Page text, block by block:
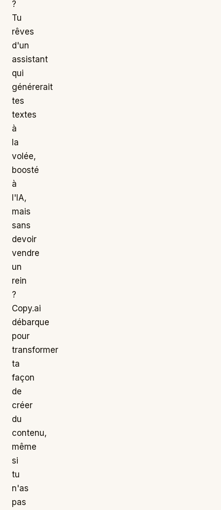
?
Tu
rêves
d'un
assistant
qui
générerait
tes
textes
à
la
volée,
boosté
à
l'IA,
mais
sans
devoir
vendre
un
rein
?
Copy.ai
débarque
pour
transformer
ta
façon
de
créer
du
contenu,
même
si
tu
n'as
pas